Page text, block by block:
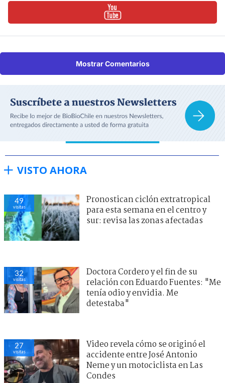
Mostrar Comentarios
VISTO AHORA
49
visitas
Pronostican ciclón extratropical
para esta semana en el centro y
sur: revisa las zonas afectadas
32
visitas
Doctora Cordero y el fin de su
relación con Eduardo Fuentes: "Me
tenía odio y envidia. Me
detestaba"
27
visitas
Video revela cómo se originó el
accidente entre José Antonio
Neme y un motociclista en Las
Condes